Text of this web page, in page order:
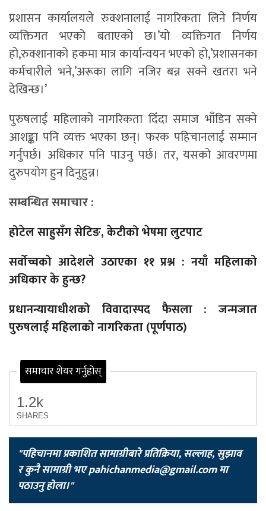
प्रशासन कार्यालयले रुक्शनालाई नागरिकता लिने निर्णय
व्यक्तिगत भएको बताएको छ।’यो व्यक्तिगत निर्णय
हो,रुक्शानाको हकमा मात्र कार्यान्वयन भएको हो,’प्रशासनका
कर्मचारीले भने,’अरूका लागि नजिर बन्न सक्ने खतरा भने
देखिन्छ।’
पुरुषलाई महिलाको नागरिकता दिँदा समाज भाँडिन सक्ने
आशङ्का पनि व्यक्त भएका छन्। फरक पहिचानलाई सम्मान
गर्नुपर्छ। अधिकार पनि पाउनु पर्छ। तर, यसको आवरणमा
दुरुपयोग हुन दिनुहुन्न।
सम्बन्धित समाचार :
होटेल साहुसँग सेटिङ, केटीको भेषमा लुटपाट
सर्वोच्चको आदेशले उठाएका ११ प्रश्न : नयाँ महिलाको
अधिकार के हुन्छ?
प्रधानन्यायाधीशको विवादास्पद फैसला : जन्मजात
पुरुषलाई महिलाको नागरिकता (पूर्णपाठ)
समाचार शेयर गर्नुहोस्
1.2k
SHARES
"पहिचानमा प्रकाशित सामाग्रीबारे प्रतिक्रिया, सल्लाह, सुझाव
र कुनै सामाग्री भएpahichanmedia@gmail.comमा
पठाउनु होला।"